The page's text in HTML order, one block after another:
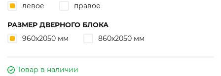
левое
правое
РАЗМЕР ДВЕРНОГО БЛОКА
960х2050 мм
860х2050 мм
Товар в наличии